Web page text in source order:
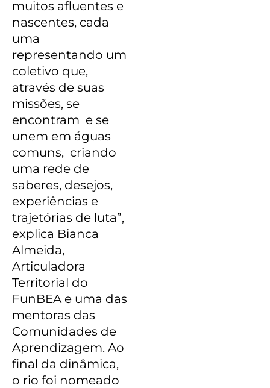
muitos afluentes e
nascentes, cada
uma
representando um
coletivo que,
através de suas
missões, se
encontram e se
unem em águas
comuns, criando
uma rede de
saberes, desejos,
experiências e
trajetórias de luta”,
explica Bianca
Almeida,
Articuladora
Territorial do
FunBEA e uma das
mentoras das
Comunidades de
Aprendizagem. Ao
final da dinâmica,
o rio foi nomeado